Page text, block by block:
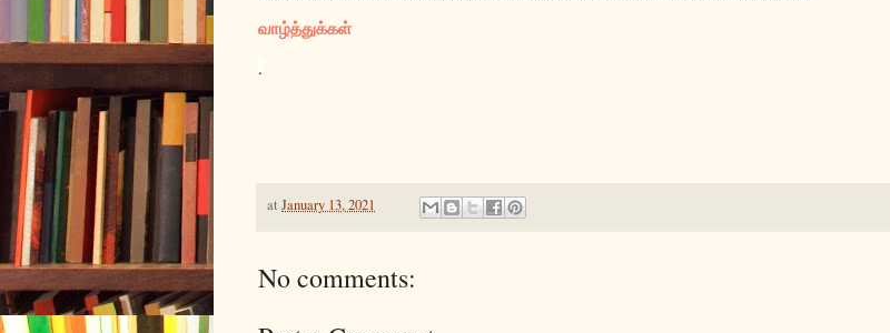
வாழ்த்துக்கள்
.
at January 13, 2021
No comments: